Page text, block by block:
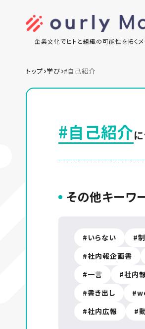
企業文化でヒトと組織の可能性を拓くメ
トップ 学び #自己紹介
#自己紹介
その他キーワ
いらない
社内報企画書
一言
社内
書き出し
社内広報